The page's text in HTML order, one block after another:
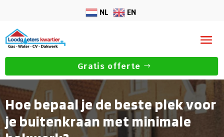
NL EN
Gratis offerte
Hoe bepaal je de beste plek voor
je buitenkraan met minimale